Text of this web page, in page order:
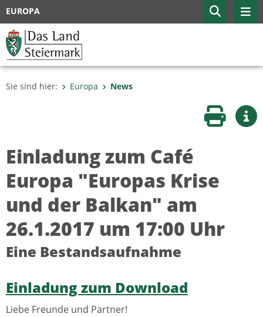
EUROPA
Sie sind hier: Europa News
Seite
Einladung zum Café
Europa "Europas Krise
und der Balkan" am
26.1.2017 um 17:00 Uhr
Eine Bestandsaufnahme
Einladung zum Download
Liebe Freunde und Partner!